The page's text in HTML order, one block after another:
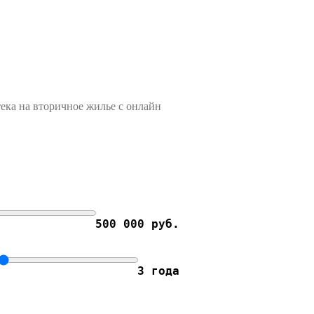
на вторичное жилье с онлайн
500 000 руб.
3 года